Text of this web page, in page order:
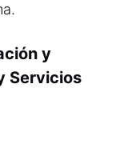
y
Servicios